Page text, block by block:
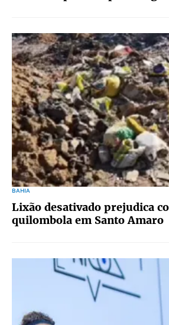
BAHIA
Lixão desativado prejudica
quilombola em Santo Amaro